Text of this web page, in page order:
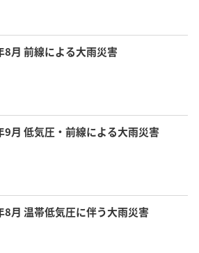
8月 前線による大雨災害
9月 低気圧・前線による大雨災害
8月 温帯低気圧に伴う大雨災害